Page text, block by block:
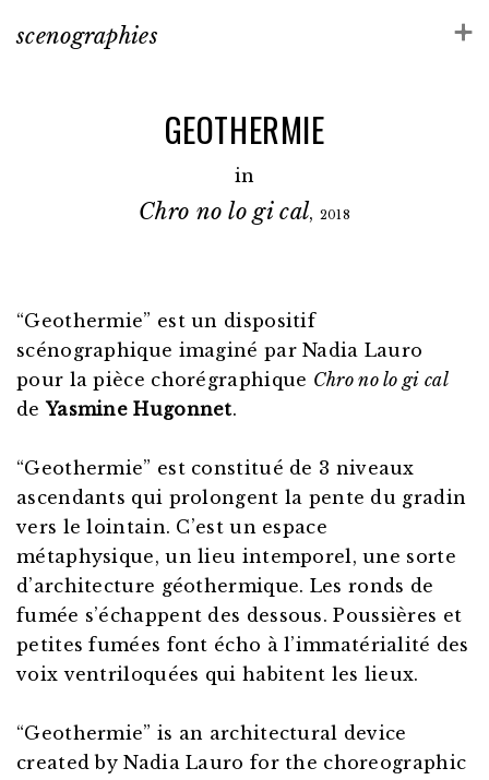
scenographies
GEOTHERMIE
in
Chro no lo gi cal, 2018
“Geothermie” est un dispositif
scénographique imaginé par Nadia Lauro
pour la pièce chorégraphique Chro no lo gi cal
de Yasmine Hugonnet.
“Geothermie” estconstitué de 3 niveaux
ascendants qui prolongent la pente du gradin
vers le lointain. C’est un espace
métaphysique, un lieu intemporel, une sorte
d’architecture géothermique. Les ronds de
fumée s’échappent des dessous.Poussières et
petites fumées font écho à l’immatérialité des
voix ventriloquées qui habitent les lieux.
“Geothermie” is an architectural device
created by Nadia Lauro for the choreographic